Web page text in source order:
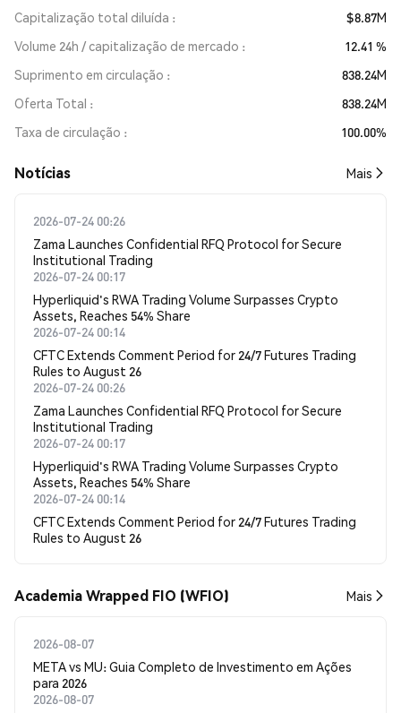
Capitalização total diluída
$8.87M
Volume 24h / capitalização de mercado
12.41 %
Suprimento em circulação
838.24M
Oferta Total
838.24M
Taxa de circulação
100.00%
​​Notícias​​ Mais
2026-07-24 00:26
Zama Launches Confidential RFQ Protocol for Secure
Institutional Trading
2026-07-24 00:17
Hyperliquid's RWA Trading Volume Surpasses Crypto
Assets, Reaches 54% Share
2026-07-24 00:14
CFTC Extends Comment Period for 24/7 Futures Trading
Rules to August 26
2026-07-24 00:26
Zama Launches Confidential RFQ Protocol for Secure
Institutional Trading
2026-07-24 00:17
Hyperliquid's RWA Trading Volume Surpasses Crypto
Assets, Reaches 54% Share
2026-07-24 00:14
CFTC Extends Comment Period for 24/7 Futures Trading
Rules to August 26
Academia Wrapped FIO (WFIO) Mais
2026-08-07
META vs MU: Guia Completo de Investimento em Ações
para 2026
2026-08-07